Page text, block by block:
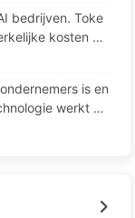
bedrijven. Toke
kosten va
AI164
is en
werkt ni
Leren over AI16